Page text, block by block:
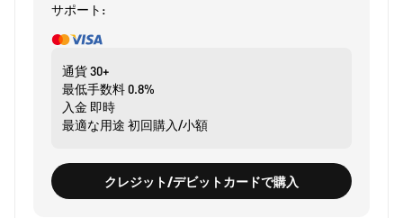
サポート:
通貨30+
最低手数料0.8%
入金 即時
最適な用途 初回購入/小額
クレジット/デビットカードで購入